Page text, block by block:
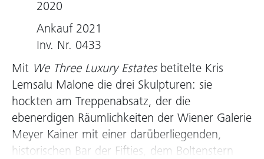
2020
Ankauf 2021
Inv. Nr. 0433
Mit We Three Luxury Estatesbetitelte Kris
Lemsalu Malone die drei Skulpturen: sie
hockten am Treppenabsatz, der die
ebenerdigen Räumlichkeiten der Wiener Galerie
Meyer Kainer mit einer darüberliegenden,
historischen Bar der Fifties, dem Boltenstern